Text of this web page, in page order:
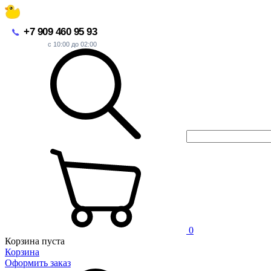
+7 909 460 95 93
с 10:00 до 02:00
0
Корзина пуста
Корзина
Оформить заказ